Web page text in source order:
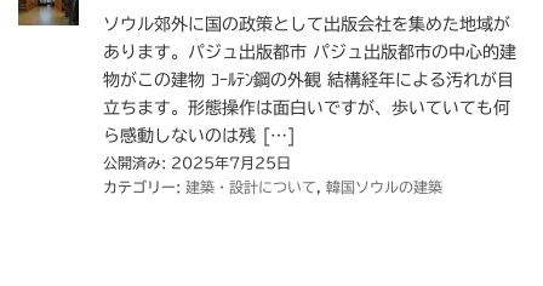
ソウル郊外に国の政策として出版会社を集めた地域が
あります。パジュ出版都市 パジュ出版都市の中心的建
物がこの建物 ｺｰﾙﾃﾝ鋼の外観 結構経年による汚れが目
立ちます。形態操作は面白いですが、歩いていても何
ら感動しないのは残 […]
公開済み: 2025年7月25日
カテゴリー: 建築・設計について 韓国ソウルの建築